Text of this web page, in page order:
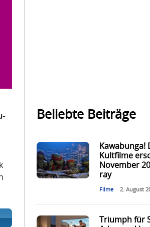
Beliebte Beiträge
Kawabunga!
Kultfilme
November
ray
Filme 2. August
Triumph für